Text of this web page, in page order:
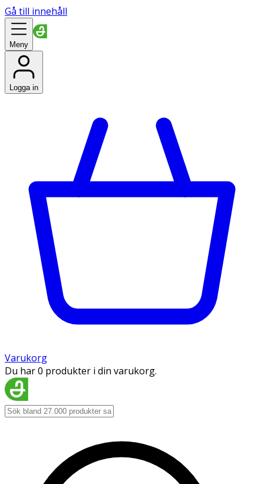
Gå till innehåll
Meny
Logga in
Varukorg
Du har 0 produkter i din varukorg.